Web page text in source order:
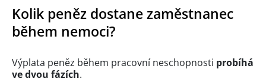
Kolik peněz dostane zaměstnanec
během nemoci?
Výplata peněz během pracovní neschopnosti probíhá
ve dvou fázích.